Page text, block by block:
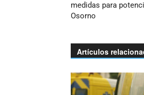
medidas para
Osorno
Artículos